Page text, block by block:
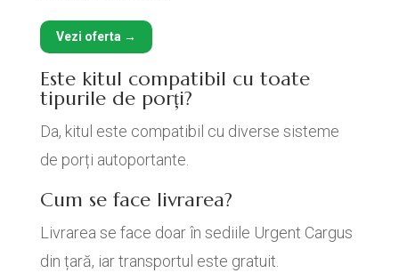
Vezi oferta →
Este kitul compatibil cu toate
tipurile de porți?
Da, kitul este compatibil cu diverse sisteme
de porți autoportante.
Cum se face livrarea?
Livrarea se face doar în sediile Urgent Cargus
din țară, iar transportul este gratuit.